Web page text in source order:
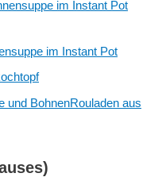
im Instant Pot
Rouladen aus